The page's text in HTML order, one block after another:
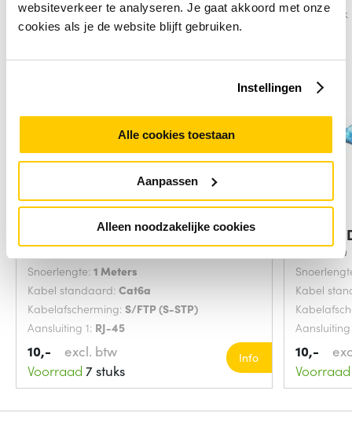
websiteverkeer te analyseren. Je gaat akkoord met onze
cookies als je de website blijft gebruiken.
Instellingen
Alle cookies toestaan
Aanpassen
Alleen noodzakelijke cookies
Vergelijk
ACT Paarse 1,00 meter SFTP CAT6A
Snoerlengte: 1 Meters
Kabel standaard: Cat6a
Kabelafscherming: S/FTP (S-STP)
Aansluiting 1: RJ-45
10,-
excl. btw
Voorraad 7 stuks
Info
Vergelijk
Grijs 20
Kabel
10,-
Voorraad